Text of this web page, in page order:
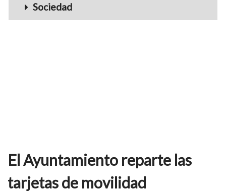
Sociedad
El Ayuntamiento reparte las
tarjetas de movilidad